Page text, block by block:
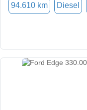
94.610 km Diesel